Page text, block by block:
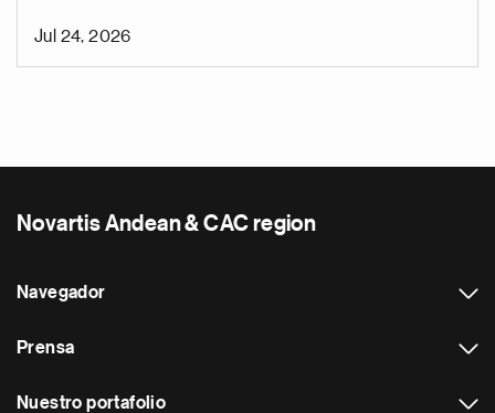
Jul 24, 2026
Novartis Andean & CAC region
Navegador
Prensa
Nuestro portafolio